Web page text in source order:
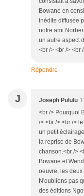
Bowane en
inédite diffusée
notre ami
un autre aspect
<br /> <br /> <br
Répondre
J Joseph Pululu
<br /> Pourquoi
/> <br /> <br />
un petit
la reprise de
chanson.<br />
Bowane et
oeuvre, les
N'oublions pas
des éditions